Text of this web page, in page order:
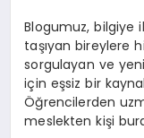
Blogumuz, bilgiye
taşıyan bireylere
sorgulayan ve
için eşsiz bir
Öğrencilerden
meslekten kişi